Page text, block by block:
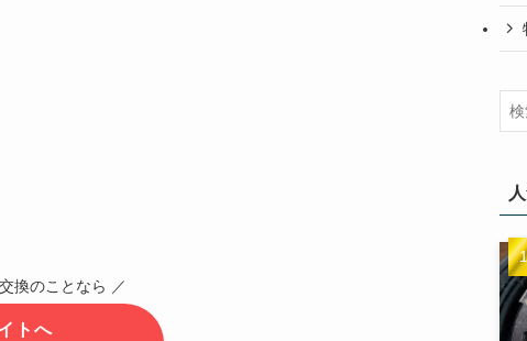
換のことなら ／
トへ